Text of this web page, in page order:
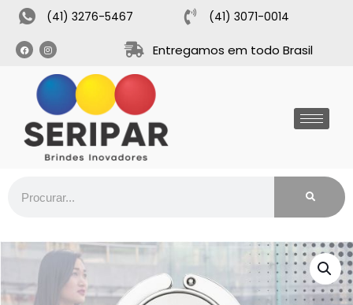
(41) 3276-5467 (41) 3071-0014
Entregamos em todo Brasil